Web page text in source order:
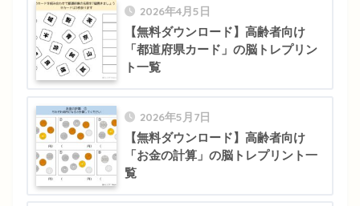
2026年4月5日
【無料ダウンロード】高齢者向け
「都道府県カード」の脳トレプリン
ト一覧
2026年5月7日
【無料ダウンロード】高齢者向け
「お金の計算」の脳トレプリント一
覧